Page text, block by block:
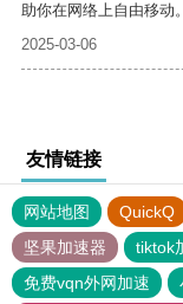
助你在网络上自由移动。
2025-03-06
友情链接
网站地图 QuickQ
坚果加速器
tiktok
免费vqn外网加速